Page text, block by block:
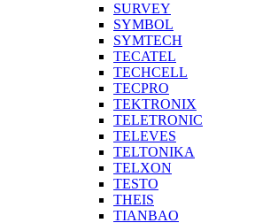
SURVEY
SYMBOL
SYMTECH
TECATEL
TECHCELL
TECPRO
TEKTRONIX
TELETRONIC
TELEVES
TELTONIKA
TELXON
TESTO
THEIS
TIANBAO